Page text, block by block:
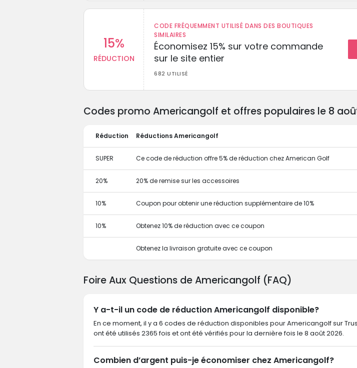
15%
RÉDUCTION
CODE FRÉQUEMMENT UTILISÉ DANS DES BOUTIQUES
SIMILAIRES
Économisez 15% sur votre commande
sur le site entier
682 UTILISÉ
Codes promo Americangolf et offres populaires le 8
Réduction Réductions Americangolf
SUPER Ce code de réduction offre 5% de réduction chez American Golf
20% 20% de remise sur les accessoires
10% Coupon pour obtenir une réduction supplémentaire de 10%
10% Obtenez 10% de réduction avec ce coupon
Obtenez la livraison gratuite avec ce coupon
Foire Aux Questions de Americangolf (FAQ)
Y a-t-il un code de réduction Americangolf disponible?
En ce moment, il y a 6 codes de réduction disponibles pour Americangolf sur
ont été utilisés 2365 fois et ont été vérifiés pour la dernière fois le 8 août 2026.
Combien d’argent puis-je économiser chez Americangolf?